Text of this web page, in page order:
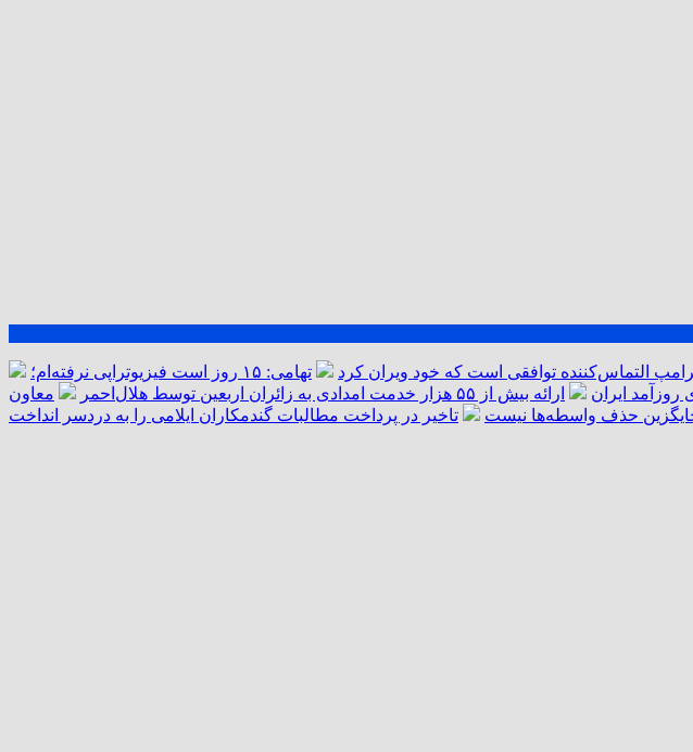
التماس‌کننده توافقی است که خود ویران کرد
تهامی: ۱۵ روز است فیزیوتراپی نرفته‌ام؛
روزآمد ایران ارائه بیش از ۵۵ هزار خدمت امدادی به زائران اربعین توسط هلال‌احمر
معاون
حذف واسطه‌ها نیست تاخیر در پرداخت مطالبات گندمکاران ایلامی را به دردسر انداخت